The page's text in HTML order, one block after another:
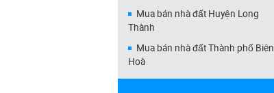
Mua bán nhà đất Huyện Long
Thành
Mua bán nhà đất Thành phố Biên
Hoà